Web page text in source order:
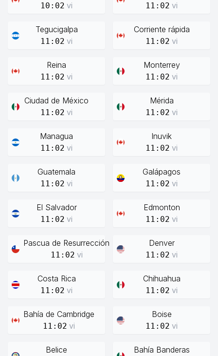
10:02 vi 11:02 vi
Tegucigalpa
11:02 vi
Corriente rápida
11:02 vi
Reina
11:02 vi
Monterrey
11:02 vi
Ciudad de México
11:02 vi
Mérida
11:02 vi
Managua
11:02 vi
Inuvik
11:02 vi
Guatemala
11:02 vi
Galápagos
11:02 vi
El Salvador
11:02 vi
Edmonton
11:02 vi
Pascua de Resurrección
11:02 vi
Denver
11:02 vi
Costa Rica
11:02 vi
Chihuahua
11:02 vi
Bahía de Cambridge
11:02 vi
Boise
11:02 vi
Belice Bahía Banderas